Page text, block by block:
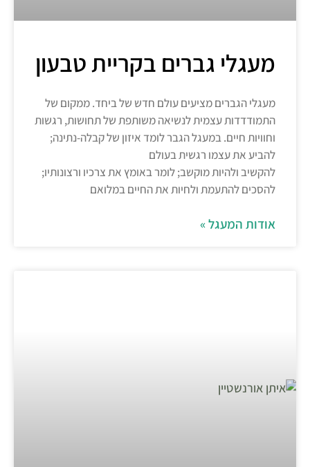
מעגלי גברים בקריית טבעון
מעגלי הגברים מציעים עולם חדש של ביחד. ממקום של
התמודדדות עצמית לנשיאה משותפת של תחושות, רגשות
וחוויות חיים. במעגל הגבר לומד איזון של קבלה-נתינה;
להביע את עצמו רגשית בעולם
להקשיב ולהיות מוקשב; לומר באומץ את צרכיו ורצונותיו;
להסכים להתעמת ולחיות את החיים במלואם
אודות המעגל »